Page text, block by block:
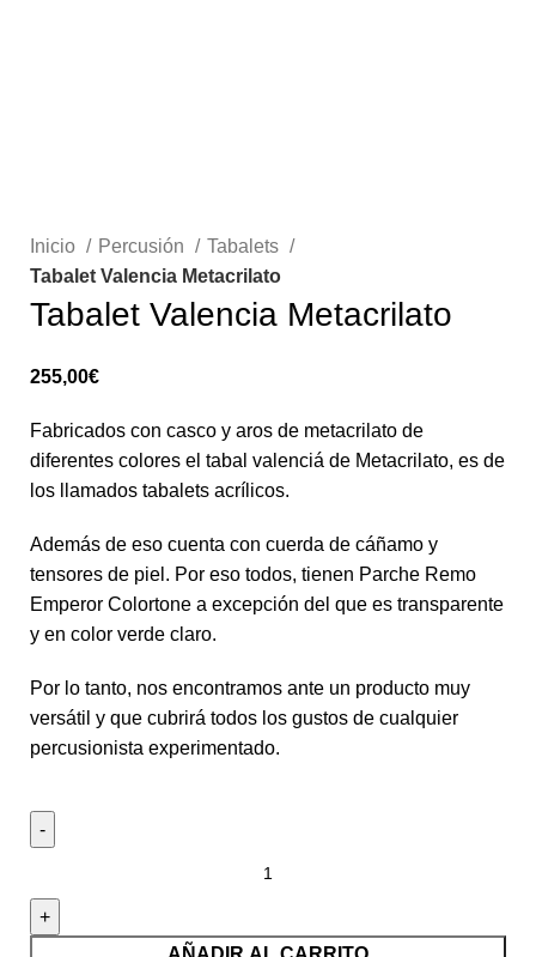
Inicio Percusión
Tabalets
Tabalet Valencia Metacrilato
Tabalet Valencia Metacrilato
255,00€
Fabricados con casco y aros de metacrilato de
diferentes colores el tabal valenciá de Metacrilato, es de
los llamados tabalets acrílicos.
Además de eso cuenta con cuerda de cáñamo y
tensores de piel. Por eso todos, tienen Parche Remo
Emperor Colortone a excepción del que es transparente
y en color verde claro.
Por lo tanto, nos encontramos ante un producto muy
versátil y que cubrirá todos los gustos de cualquier
percusionista experimentado.